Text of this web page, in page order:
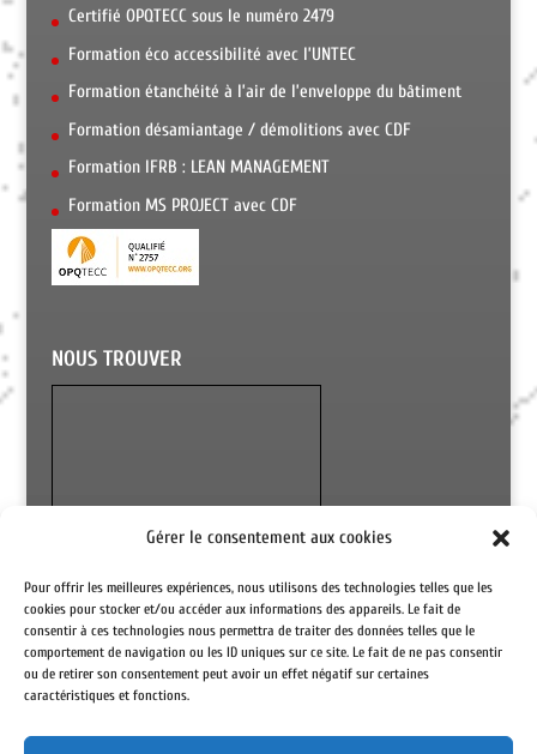
Gérer le consentement aux cookies
Pour offrir les meilleures expériences, nous utilisons des technologies telles que les
cookies pour stocker et/ou accéder aux informations des appareils. Le fait de
consentir à ces technologies nous permettra de traiter des données telles que le
comportement de navigation ou les ID uniques sur ce site. Le fait de ne pas consentir
ou de retirer son consentement peut avoir un effet négatif sur certaines
caractéristiques et fonctions.
Certifié OPQTECC sous le numéro 2479
Formation éco accessibilité avec l’UNTEC
Formation étanchéité à l’air de l’enveloppe du bâtiment
Formation désamiantage / démolitions avec CDF
Formation IFRB : LEAN MANAGEMENT
Formation MS PROJECT avec CDF
NOUS TROUVER